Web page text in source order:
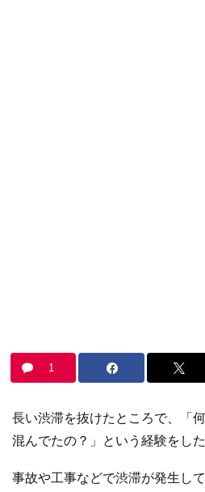
1
長い渋滞を抜けたところで、「
混んでたの？」という経験をし
事故や工事などで渋滞が発生し